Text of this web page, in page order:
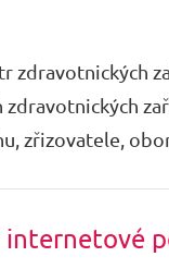
zdravotnických
zřizovatele,
internetové